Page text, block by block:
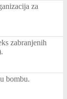
za
zabranjenih
bombu.